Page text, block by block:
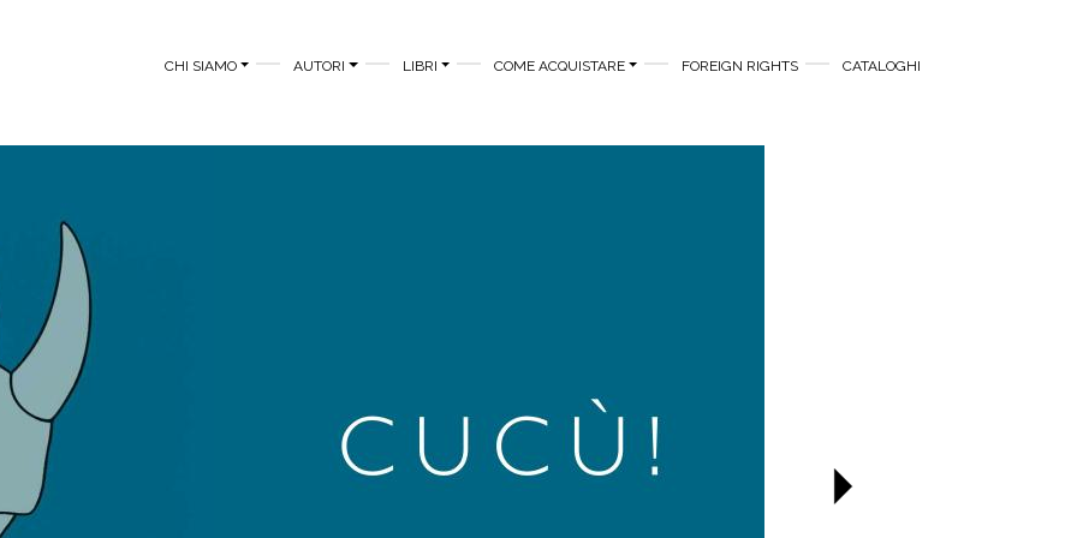
MAIN MENU
CHI SIAMO AUTORI LIBRI COME ACQUISTARE FOREIGN RIGHTS CATALOGHI